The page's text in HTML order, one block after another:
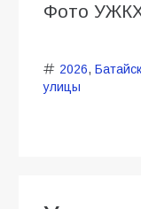
Фото
2026, Батайск
улицы